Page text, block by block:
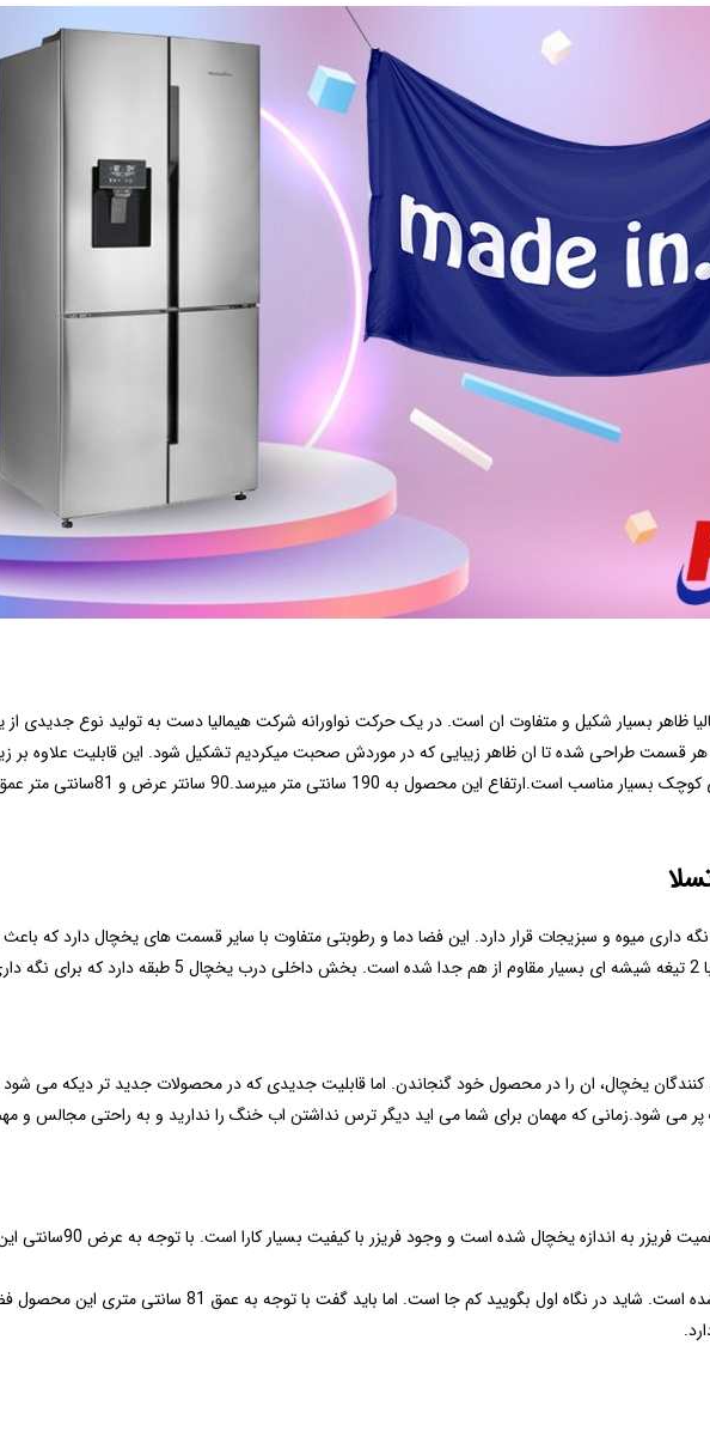
ظاهر بسیار شکیل و متفاوت ان است. در یک حرکت نواورانه شرکت هیمالیا دست به تولید نوع جدیدی
قسمت طراحی شده تا ان ظاهر زیبایی که در موردش صحبت میکردیم تشکیل شود. این قابلیت علاوه بر
مدل تسلا برای فضاهای کم و اشپز
داری میوه و سبزیجات قرار دارد. این فضا دما و رطوبتی متفاوت با سایر قسمت های یخچال دارد که
کنندگان یخچال، ان را در محصول خود گنجاندن. اما قابلیت جدیدی که در محصولات جدید تر دیکه
شود.زمانی که مهمان برای شما می اید دیگر ترس نداشتن اب خنگ را ندارید و به راحتی مجالس و
با نگاهی به سبک زندگی
این فضا با 6 کشو محکم و با کیفیت بالا پر شده است. شاید